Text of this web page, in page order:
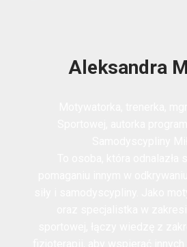
Aleksandra